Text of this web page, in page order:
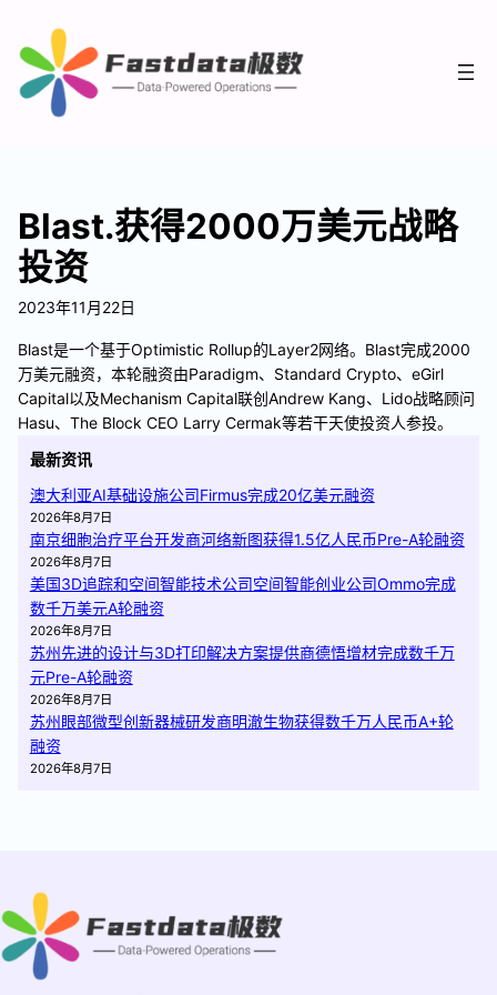
Blast.获得2000万美元战略
投资
2023年11月22日
Blast是一个基于Optimistic Rollup的Layer2网络。Blast完成2000
万美元融资，本轮融资由Paradigm、Standard Crypto、eGirl
Capital以及Mechanism Capital联创Andrew Kang、Lido战略顾问
Hasu、The Block CEO Larry Cermak等若干天使投资人参投。
最新资讯
澳大利亚AI基础设施公司Firmus完成20亿美元融资
2026年8月7日
南京细胞治疗平台开发商河络新图获得1.5亿人民币Pre-A轮融资
2026年8月7日
美国3D追踪和空间智能技术公司空间智能创业公司Ommo完成
数千万美元A轮融资
2026年8月7日
苏州先进的设计与3D打印解决方案提供商德悟增材完成数千万
元Pre-A轮融资
2026年8月7日
苏州眼部微型创新器械研发商明澈生物获得数千万人民币A+轮
融资
2026年8月7日